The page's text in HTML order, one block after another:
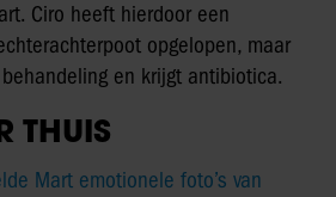
Ciro heeft hierdoor een
opgelopen, maar
en krijgt antibiotica.
THUIS
Mart emotionele foto’s van